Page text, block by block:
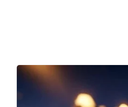
eine mildere Variante